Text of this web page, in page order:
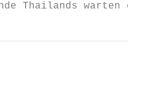
Thailands warten